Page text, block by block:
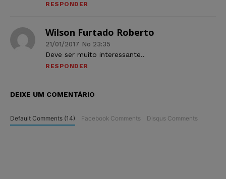
RESPONDER
Wilson Furtado Roberto
21/01/2017 No 23:35
Deve ser muito interessante..
RESPONDER
DEIXE UM COMENTÁRIO
Default Comments (14) Facebook Comments Disqus Comments